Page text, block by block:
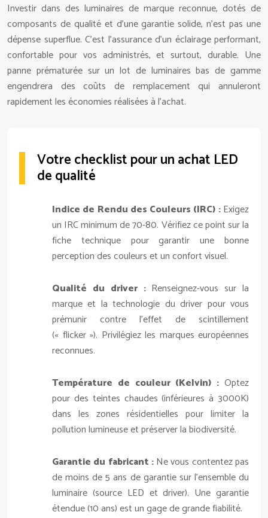
Investir dans des luminaires de marque reconnue, dotés de
composants de qualité et d’une garantie solide, n’est pas une
dépense superflue. C’est l’assurance d’un éclairage performant,
confortable pour vos administrés, et surtout, durable. Une
panne prématurée sur un lot de luminaires bas de gamme
engendrera des coûts de remplacement qui annuleront
rapidement les économies réalisées à l’achat.
Votre checklist pour un achat LED
de qualité
Indice de Rendu des Couleurs (IRC) :Exigez
un IRC minimum de 70-80. Vérifiez ce point sur la
fiche technique pour garantir une bonne
perception des couleurs et un confort visuel.
Qualité du driver :Renseignez-vous sur la
marque et la technologie du driver pour vous
prémunir contre l’effet de scintillement
(« flicker »). Privilégiez les marques européennes
reconnues.
Température de couleur (Kelvin) : Optez
pour des teintes chaudes (inférieures à 3000K)
dans les zones résidentielles pour limiter la
pollution lumineuse et préserver la biodiversité.
Garantie du fabricant :Ne vous contentez pas
de moins de 5 ans de garantie sur l’ensemble du
luminaire (source LED et driver). Une garantie
étendue (10 ans) est un gage de grande fiabilité.